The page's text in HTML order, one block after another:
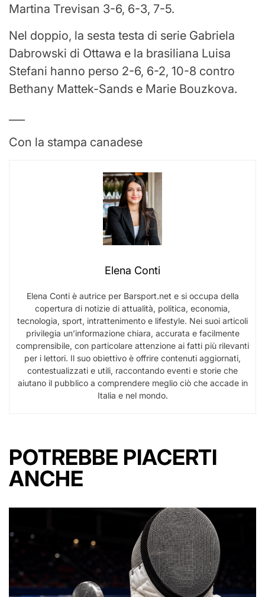
Martina Trevisan 3-6, 6-3, 7-5.
Nel doppio, la sesta testa di serie Gabriela
Dabrowski di Ottawa e la brasiliana Luisa
Stefani hanno perso 2-6, 6-2, 10-8 contro
Bethany Mattek-Sands e Marie Bouzkova.
Con la stampa canadese
Elena Conti
Elena Conti è autrice per Barsport.net e si occupa della
copertura di notizie di attualità, politica, economia,
tecnologia, sport, intrattenimento e lifestyle. Nei suoi articoli
privilegia un’informazione chiara, accurata e facilmente
comprensibile, con particolare attenzione ai fatti più rilevanti
per i lettori. Il suo obiettivo è offrire contenuti aggiornati,
contestualizzati e utili, raccontando eventi e storie che
aiutano il pubblico a comprendere meglio ciò che accade in
Italia e nel mondo.
POTREBBE PIACERTI
ANCHE